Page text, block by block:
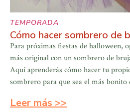
TEMPORADA
Cómo hacer sombrero de
Para próximas fiestas de halloween,
más original con un sombrero de
Aquí aprenderás cómo hacer tu
sombrero para que sea el más bonito
Leer más >>